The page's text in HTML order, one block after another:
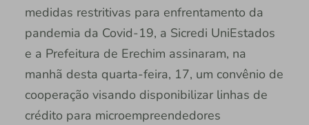
medidas restritivas para enfrentamento da
pandemia da Covid-19, a Sicredi UniEstados
e a Prefeitura de Erechim assinaram, na
manhã desta quarta-feira, 17, um convênio de
cooperação visando disponibilizar linhas de
crédito para microempreendedores